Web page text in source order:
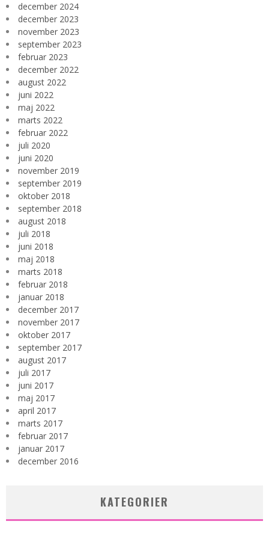
december 2024
december 2023
november 2023
september 2023
februar 2023
december 2022
august 2022
juni 2022
maj 2022
marts 2022
februar 2022
juli 2020
juni 2020
november 2019
september 2019
oktober 2018
september 2018
august 2018
juli 2018
juni 2018
maj 2018
marts 2018
februar 2018
januar 2018
december 2017
november 2017
oktober 2017
september 2017
august 2017
juli 2017
juni 2017
maj 2017
april 2017
marts 2017
februar 2017
januar 2017
december 2016
KATEGORIER